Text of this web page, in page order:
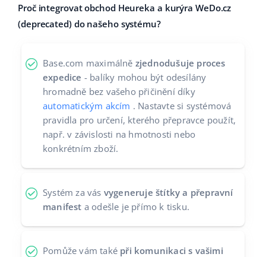
Audit účtu
Další
Kalkulačka růstu tržeb a úspor s Base
español (AR)
Français
Italiano
polski
română
中文
Proč integrovat obchod Heureka a kurýra WeDo.cz
(deprecated) do našeho systému?
Base.com maximálně zjednodušuje proces
expedice - balíky mohou být odesílány
hromadně bez vašeho přičinění díky
automatickým akcím . Nastavte si systémová
pravidla pro určení, kterého přepravce použít,
např. v závislosti na hmotnosti nebo
konkrétním zboží.
Systém za vás vygeneruje štítky a přepravní
manifest a odešle je přímo k tisku.
Pomůže vám také při komunikaci s vašimi